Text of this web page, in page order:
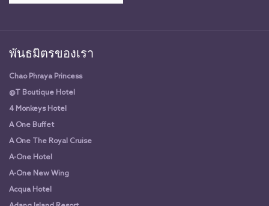
พันธมิตรของเรา
Chao Phraya Princess
@T Boutique Hotel
4 Monkeys Hotel
A One Buffet
A One The Royal Cruise
A-One Hotel
A-One New Wing
Acqua Hotel